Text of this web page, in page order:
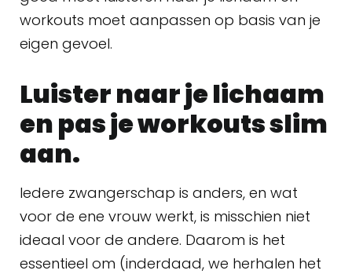
workouts moet aanpassen op basis van je
eigen gevoel.
Luister naar je lichaam
en pas je workouts slim
aan.
Iedere zwangerschap is anders, en wat
voor de ene vrouw werkt, is misschien niet
ideaal voor de andere. Daarom is het
essentieel om (inderdaad, we herhalen het